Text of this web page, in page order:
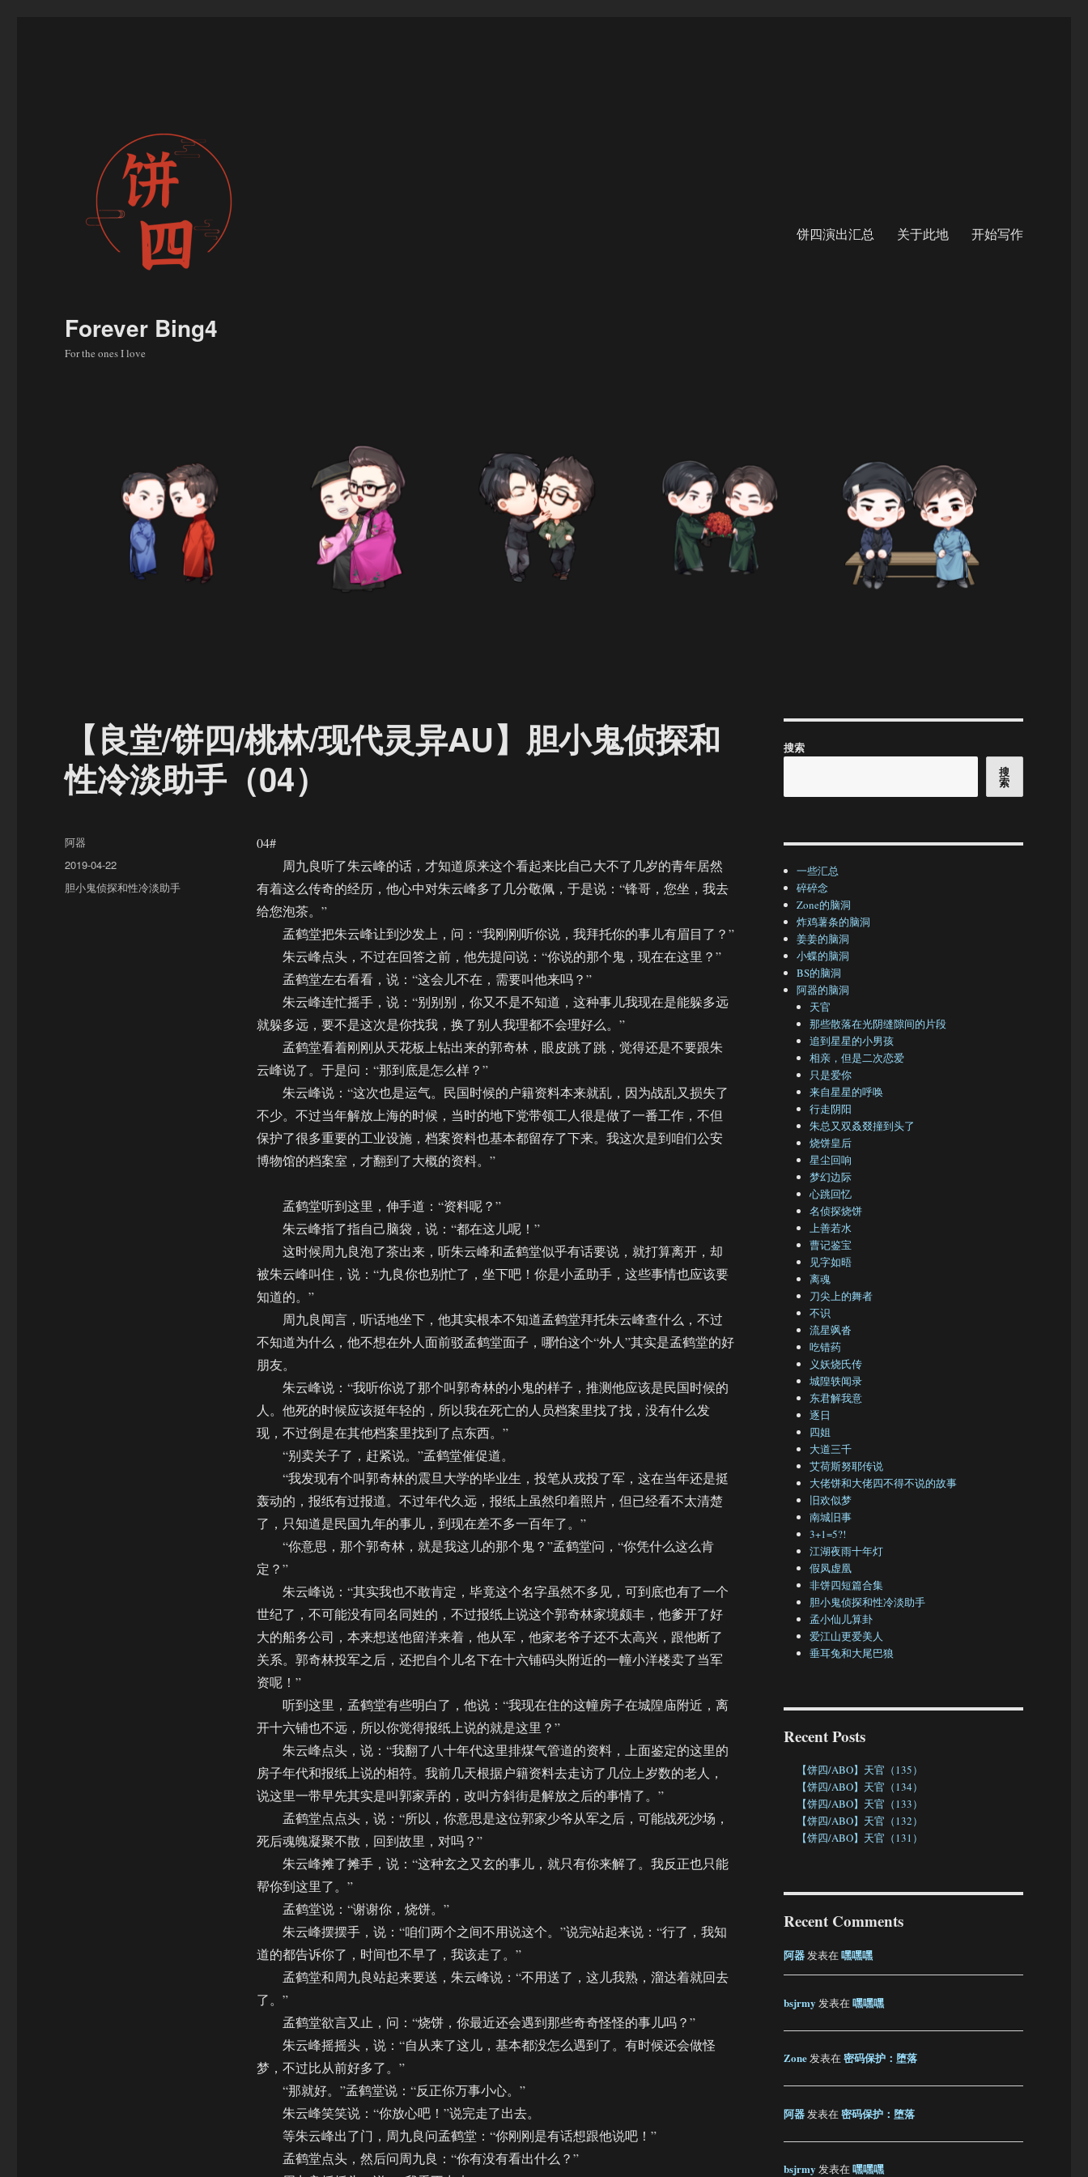
Forever Bing4
For the ones I love
饼四演出汇总 关于此地 开始写作
【良堂/饼四/桃林/现代灵异AU】胆小鬼侦探和
性冷淡助手（04）
04#
周九良听了朱云峰的话，才知道原来这个看起来比自己大不了几岁的青年居然
有着这么传奇的经历，他心中对朱云峰多了几分敬佩，于是说：“锋哥，您坐，我去
给您泡茶。”
孟鹤堂把朱云峰让到沙发上，问：“我刚刚听你说，我拜托你的事儿有眉目了？”
朱云峰点头，不过在回答之前，他先提问说：“你说的那个鬼，现在在这里？”
孟鹤堂左右看看，说：“这会儿不在，需要叫他来吗？”
朱云峰连忙摇手，说：“别别别，你又不是不知道，这种事儿我现在是能躲多远
就躲多远，要不是这次是你找我，换了别人我理都不会理好么。”
孟鹤堂看着刚刚从天花板上钻出来的郭奇林，眼皮跳了跳，觉得还是不要跟朱
云峰说了。于是问：“那到底是怎么样？”
朱云峰说：“这次也是运气。民国时候的户籍资料本来就乱，因为战乱又损失了
不少。不过当年解放上海的时候，当时的地下党带领工人很是做了一番工作，不但
保护了很多重要的工业设施，档案资料也基本都留存了下来。我这次是到咱们公安
博物馆的档案室，才翻到了大概的资料。”
孟鹤堂听到这里，伸手道：“资料呢？”
朱云峰指了指自己脑袋，说：“都在这儿呢！”
这时候周九良泡了茶出来，听朱云峰和孟鹤堂似乎有话要说，就打算离开，却
被朱云峰叫住，说：“九良你也别忙了，坐下吧！你是小孟助手，这些事情也应该要
知道的。”
周九良闻言，听话地坐下，他其实根本不知道孟鹤堂拜托朱云峰查什么，不过
不知道为什么，他不想在外人面前驳孟鹤堂面子，哪怕这个“外人”其实是孟鹤堂的好
朋友。
朱云峰说：“我听你说了那个叫郭奇林的小鬼的样子，推测他应该是民国时候的
人。他死的时候应该挺年轻的，所以我在死亡的人员档案里找了找，没有什么发
现，不过倒是在其他档案里找到了点东西。”
“别卖关子了，赶紧说。”孟鹤堂催促道。
“我发现有个叫郭奇林的震旦大学的毕业生，投笔从戎投了军，这在当年还是挺
轰动的，报纸有过报道。不过年代久远，报纸上虽然印着照片，但已经看不太清楚
了，只知道是民国九年的事儿，到现在差不多一百年了。”
“你意思，那个郭奇林，就是我这儿的那个鬼？”孟鹤堂问，“你凭什么这么肯
定？”
朱云峰说：“其实我也不敢肯定，毕竟这个名字虽然不多见，可到底也有了一个
世纪了，不可能没有同名同姓的，不过报纸上说这个郭奇林家境颇丰，他爹开了好
大的船务公司，本来想送他留洋来着，他从军，他家老爷子还不太高兴，跟他断了
关系。郭奇林投军之后，还把自个儿名下在十六铺码头附近的一幢小洋楼卖了当军
资呢！”
听到这里，孟鹤堂有些明白了，他说：“我现在住的这幢房子在城隍庙附近，离
开十六铺也不远，所以你觉得报纸上说的就是这里？”
朱云峰点头，说：“我翻了八十年代这里排煤气管道的资料，上面鉴定的这里的
房子年代和报纸上说的相符。我前几天根据户籍资料去走访了几位上岁数的老人，
说这里一带早先其实是叫郭家弄的，改叫方斜街是解放之后的事情了。”
孟鹤堂点点头，说：“所以，你意思是这位郭家少爷从军之后，可能战死沙场，
死后魂魄凝聚不散，回到故里，对吗？”
朱云峰摊了摊手，说：“这种玄之又玄的事儿，就只有你来解了。我反正也只能
帮你到这里了。”
孟鹤堂说：“谢谢你，烧饼。”
朱云峰摆摆手，说：“咱们两个之间不用说这个。”说完站起来说：“行了，我知
道的都告诉你了，时间也不早了，我该走了。”
孟鹤堂和周九良站起来要送，朱云峰说：“不用送了，这儿我熟，溜达着就回去
了。”
孟鹤堂欲言又止，问：“烧饼，你最近还会遇到那些奇奇怪怪的事儿吗？”
朱云峰摇摇头，说：“自从来了这儿，基本都没怎么遇到了。有时候还会做怪
梦，不过比从前好多了。”
“那就好。”孟鹤堂说：“反正你万事小心。”
朱云峰笑笑说：“你放心吧！”说完走了出去。
等朱云峰出了门，周九良问孟鹤堂：“你刚刚是有话想跟他说吧！”
孟鹤堂点头，然后问周九良：“你有没有看出什么？”
作
者
阿器
发
布
于
2019-04-22
分
胆小鬼侦探和性冷淡助手
搜索
搜
索
一些汇总
碎碎念
Zone的脑洞
炸鸡薯条的脑洞
姜姜的脑洞
小蝶的脑洞
BS的脑洞
阿器的脑洞
天官
那些散落在光阴缝隙间的片段
追到星星的小男孩
相亲，但是二次恋爱
只是爱你
来自星星的呼唤
行走阴阳
朱总又双叒叕撞到头了
烧饼皇后
星尘回响
梦幻边际
心跳回忆
名侦探烧饼
上善若水
曹记鉴宝
见字如晤
离魂
刀尖上的舞者
不识
流星飒沓
吃错药
义妖烧氏传
城隍轶闻录
东君解我意
逐日
四姐
大道三千
艾荷斯努耶传说
大佬饼和大佬四不得不说的故事
旧欢似梦
南城旧事
3+1=5?!
江湖夜雨十年灯
假凤虚凰
非饼四短篇合集
胆小鬼侦探和性冷淡助手
孟小仙儿算卦
爱江山更爱美人
垂耳兔和大尾巴狼
Recent Posts
【饼四/ABO】天官（135）
【饼四/ABO】天官（134）
【饼四/ABO】天官（133）
【饼四/ABO】天官（132）
【饼四/ABO】天官（131）
Recent Comments
阿器发表在嘿嘿嘿
bsjrmy 发表在嘿嘿嘿
Zone发表在密码保护：堕落
阿器发表在密码保护：堕落
bsjrmy 发表在嘿嘿嘿